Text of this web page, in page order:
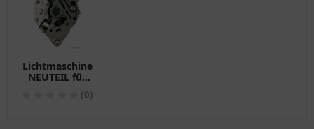
Lichtmaschine
NEUTEIL für
Motorräder(0)